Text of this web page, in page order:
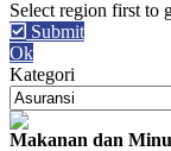
Submit
Ok
Kategori
Makanan dan